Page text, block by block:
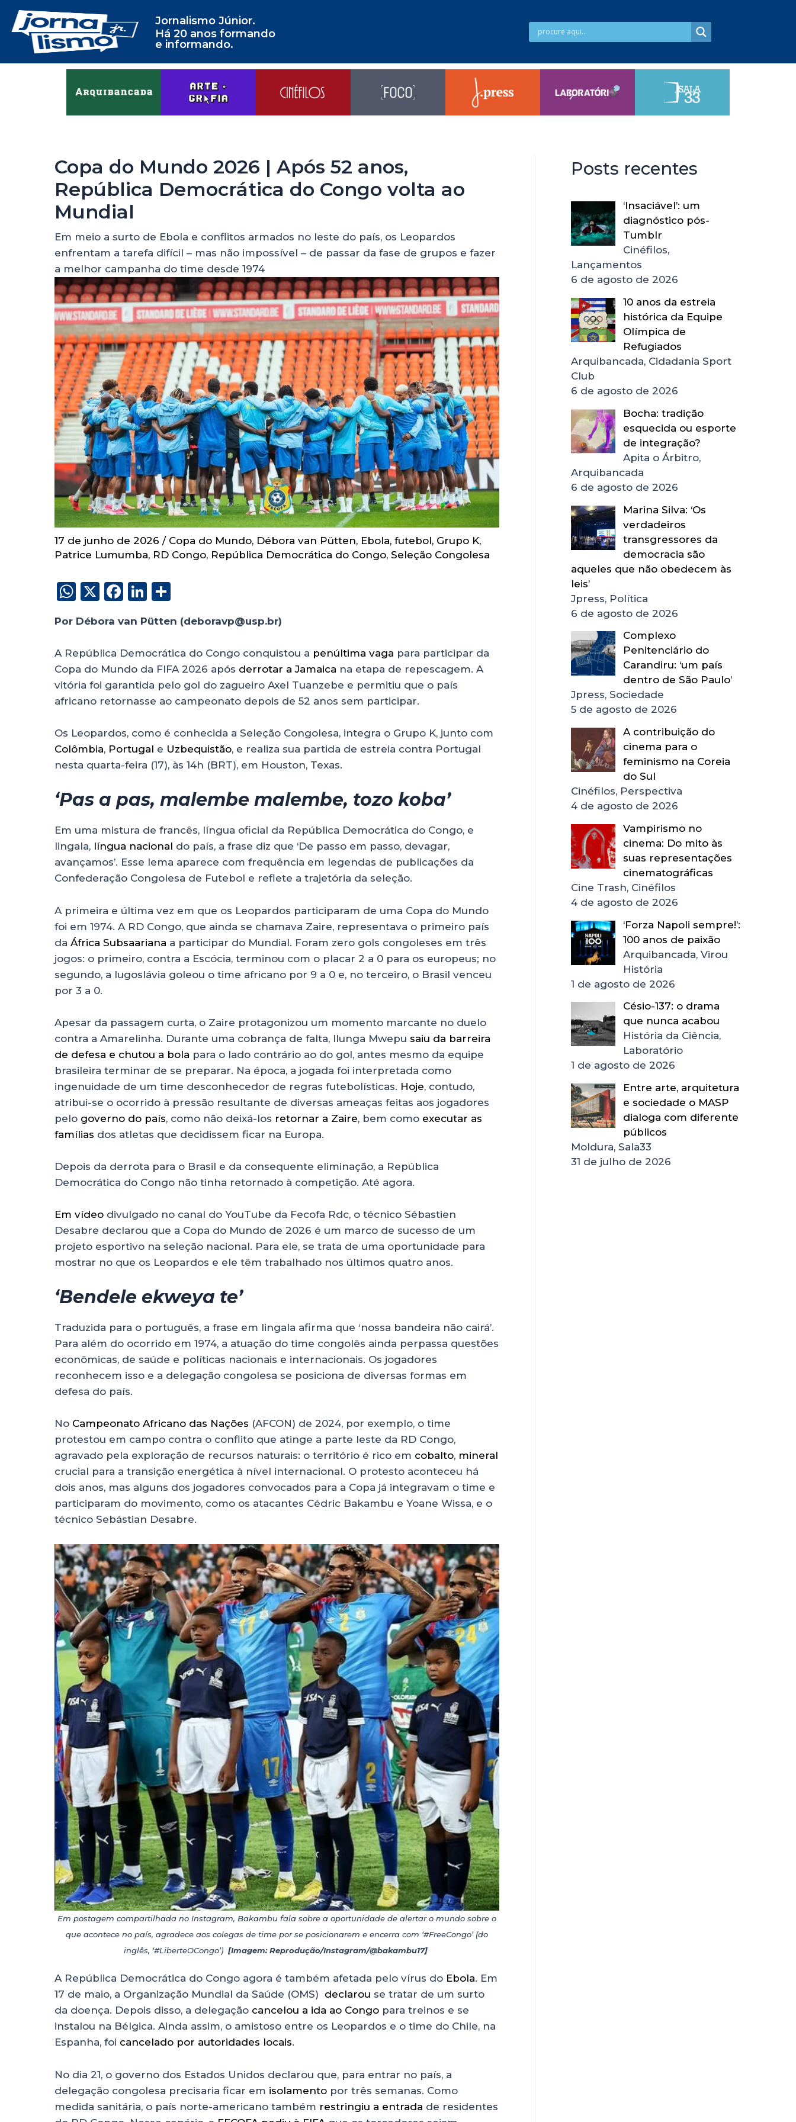
Jornalismo Júnior.
Há 20 anos formando
e informando.
Copa do Mundo 2026 | Após 52 anos,
República Democrática do Congo volta ao
Mundial
Em meio a surto de Ebola e conflitos armados no leste do país, os Leopardos
enfrentam a tarefa difícil – mas não impossível – de passar da fase de grupos e fazer
a melhor campanha do time desde 1974
17 de junho de 2026 / Copa do Mundo, Débora van Pütten, Ebola, futebol, Grupo K,
Patrice Lumumba, RD Congo, República Democrática do Congo, Seleção Congolesa
W
a
ts
A
p
p
X
F
c
e
b
o
o
Li
k
e
dI
n
a
re
Por Débora van Pütten (deboravp@usp.br)
A República Democrática do Congo conquistou a penúltima vaga para participar da
Copa do Mundo da FIFA 2026 após derrotar a Jamaica na etapa de repescagem. A
vitória foi garantida pelo gol do zagueiro Axel Tuanzebe e permitiu que o país
africano retornasse ao campeonato depois de 52 anos sem participar.
Os Leopardos, como é conhecida a Seleção Congolesa, integra o Grupo K, junto com
Colômbia, Portugal e Uzbequistão, e realiza sua partida de estreia contra Portugal
nesta quarta-feira (17), às 14h (BRT), em Houston, Texas.
‘Pas a pas, malembe malembe, tozo koba’
Em uma mistura de francês, língua oficial da República Democrática do Congo, e
lingala, língua nacional do país, a frase diz que ‘De passo em passo, devagar,
avançamos’. Esse lema aparece com frequência em legendas de publicações da
Confederação Congolesa de Futebol e reflete a trajetória da seleção.
A primeira e última vez em que os Leopardos participaram de uma Copa do Mundo
foi em 1974. A RD Congo, que ainda se chamava Zaire, representava o primeiro país
da África Subsaariana a participar do Mundial. Foram zero gols congoleses em três
jogos: o primeiro, contra a Escócia, terminou com o placar 2 a 0 para os europeus; no
segundo, a Iugoslávia goleou o time africano por 9 a 0 e, no terceiro, o Brasil venceu
por 3 a 0.
Apesar da passagem curta, o Zaire protagonizou um momento marcante no duelo
contra a Amarelinha. Durante uma cobrança de falta, Ilunga Mwepu saiu da barreira
de defesa e chutou a bola para o lado contrário ao do gol, antes mesmo da equipe
brasileira terminar de se preparar. Na época, a jogada foi interpretada como
ingenuidade de um time desconhecedor de regras futebolísticas. Hoje, contudo,
atribui-se o ocorrido à pressão resultante de diversas ameaças feitas aos jogadores
pelo governo do país, como não deixá-los retornar a Zaire, bem como executar as
famílias dos atletas que decidissem ficar na Europa.
Depois da derrota para o Brasil e da consequente eliminação, a República
Democrática do Congo não tinha retornado à competição. Até agora.
Em vídeo divulgado no canal do YouTube da Fecofa Rdc, o técnico Sébastien
Desabre declarou que a Copa do Mundo de 2026 é um marco de sucesso de um
projeto esportivo na seleção nacional. Para ele, se trata de uma oportunidade para
mostrar no que os Leopardos e ele têm trabalhado nos últimos quatro anos.
‘Bendele ekweya te’
Traduzida para o português, a frase em lingala afirma que ‘nossa bandeira não cairá’.
Para além do ocorrido em 1974, a atuação do time congolês ainda perpassa questões
econômicas, de saúde e políticas nacionais e internacionais. Os jogadores
reconhecem isso e a delegação congolesa se posiciona de diversas formas em
defesa do país.
No Campeonato Africano das Nações (AFCON) de 2024, por exemplo, o time
protestou em campo contra o conflito que atinge a parte leste da RD Congo,
agravado pela exploração de recursos naturais: o território é rico em cobalto, mineral
crucial para a transição energética à nível internacional. O protesto aconteceu há
dois anos, mas alguns dos jogadores convocados para a Copa já integravam o time e
participaram do movimento, como os atacantes Cédric Bakambu e Yoane Wissa, e o
técnico Sebástian Desabre.
Em postagem compartilhada no Instagram, Bakambu fala sobre a oportunidade de alertar o mundo sobre o
que acontece no país, agradece aos colegas de time por se posicionarem e encerra com ‘#FreeCongo’ (do
inglês, ‘#LiberteOCongo’) [Imagem: Reprodução/Instagram/@bakambu17]
A República Democrática do Congo agora é também afetada pelo vírus do Ebola. Em
17 de maio, a Organização Mundial da Saúde (OMS) declarou se tratar de um surto
da doença. Depois disso, a delegação cancelou a ida ao Congo para treinos e se
instalou na Bélgica. Ainda assim, o amistoso entre os Leopardos e o time do Chile, na
Espanha, foi cancelado por autoridades locais.
No dia 21, o governo dos Estados Unidos declarou que, para entrar no país, a
delegação congolesa precisaria ficar em isolamento por três semanas. Como
medida sanitária, o país norte-americano também restringiu a entrada de residentes
Posts recentes
‘Insaciável’: um
diagnóstico pós-
Tumblr
Cinéfilos,
Lançamentos
6 de agosto de 2026
10 anos da estreia
histórica da Equipe
Olímpica de
Refugiados
Arquibancada, Cidadania Sport
Club
6 de agosto de 2026
Bocha: tradição
esquecida ou esporte
de integração?
Apita o Árbitro,
Arquibancada
6 de agosto de 2026
Marina Silva: ‘Os
verdadeiros
transgressores da
democracia são
aqueles que não obedecem às
leis’
Jpress, Política
6 de agosto de 2026
Complexo
Penitenciário do
Carandiru: ‘um país
dentro de São Paulo’
Jpress, Sociedade
5 de agosto de 2026
A contribuição do
cinema para o
feminismo na Coreia
do Sul
Cinéfilos, Perspectiva
4 de agosto de 2026
Vampirismo no
cinema: Do mito às
suas representações
cinematográficas
Cine Trash, Cinéfilos
4 de agosto de 2026
‘Forza Napoli sempre!’:
100 anos de paixão
Arquibancada, Virou
História
1 de agosto de 2026
Césio-137: o drama
que nunca acabou
História da Ciência,
Laboratório
1 de agosto de 2026
Entre arte, arquitetura
e sociedade o MASP
dialoga com diferente
públicos
Moldura, Sala33
31 de julho de 2026